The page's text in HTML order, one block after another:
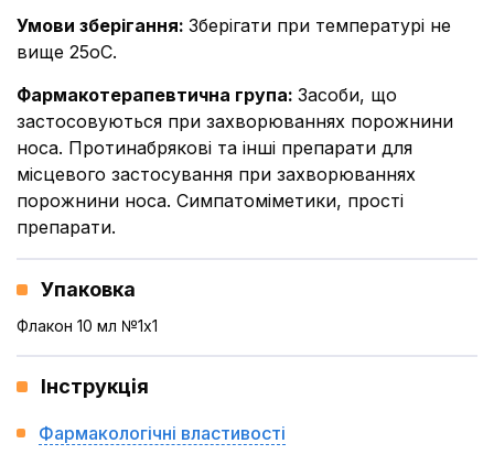
Умови зберігання: Зберігати при температурі не
вище 25оС.
Фармакотерапевтична група: Засоби, що
застосовуються при захворюваннях порожнини
носа. Протинабрякові та інші препарати для
місцевого застосування при захворюваннях
порожнини носа. Симпатоміметики, прості
препарати.
Упаковка
Флакон 10 мл №1x1
Інструкція
Фармакологічні властивості